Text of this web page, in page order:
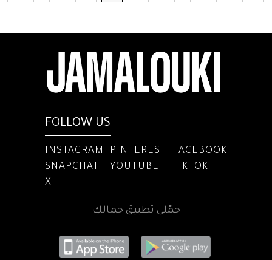
FOLLOW US
INSTAGRAM PINTEREST
FACEBOOK
SNAPCHAT
YOUTUBE
TIKTOK
X
حمّلي تطبيق جمالكِ